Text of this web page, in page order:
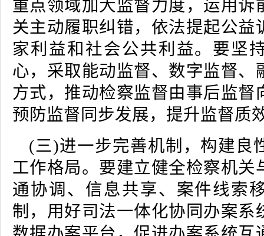
重点领域加大监督力度，运用诉
关主动履职纠错，依法提起公益
家利益和社会公共利益。要坚
心，采取能动监督、数字监督、
方式，推动检察监督由事后监督
预防监督同步发展，提升监督质
(三)进一步完善机制，构建良
工作格局。要建立健全检察机关
通协调、信息共享、案件线索
制，用好司法一体化协同办案系